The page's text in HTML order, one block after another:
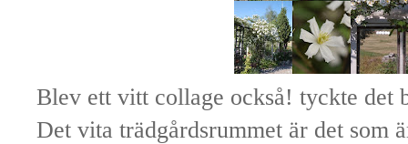
Blev ett vitt collage också! tyckte det
Det vita trädgårdsrummet är det som